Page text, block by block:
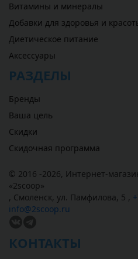
Витамины и минералы
Добавки для здоровья и
Диетическое питание
Аксессуары
РАЗДЕЛЫ
Бренды
Ваша цель
Скидки
Скидочная программа
© 2016 -2026, Интернет-
«2scoop»
, Смоленск, ул. Памфилова, 5 ,
info@2scoop.ru
КОНТАКТЫ